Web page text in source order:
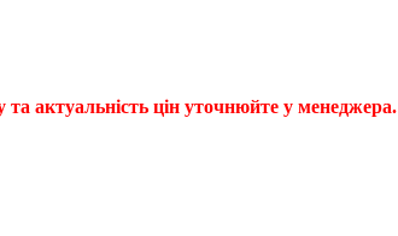
та актуальність цін уточнюйте у менеджера.